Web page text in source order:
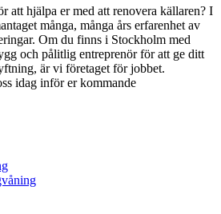
att hjälpa er med att renovera källaren? I
många, många års erfarenhet av
Om du finns i Stockholm med
och pålitlig entreprenör för att ge ditt
är vi företaget för jobbet.
idag inför er kommande